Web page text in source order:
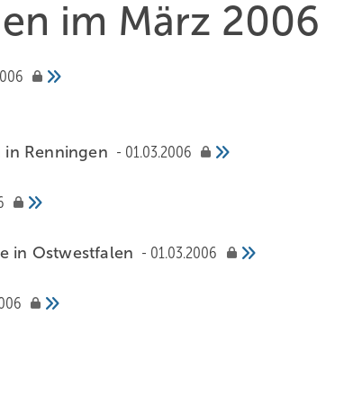
im März 2006
in Renningen
01.03.2006
in Ostwestfalen
01.03.2006